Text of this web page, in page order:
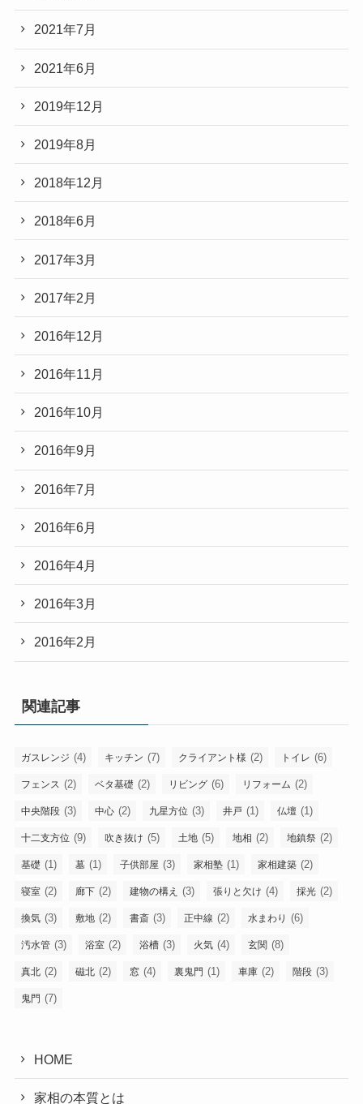
2021年7月
2021年6月
2019年12月
2019年8月
2018年12月
2018年6月
2017年3月
2017年2月
2016年12月
2016年11月
2016年10月
2016年9月
2016年7月
2016年6月
2016年4月
2016年3月
2016年2月
関連記事
ガスレンジ (4) キッチン (7) クライアント様 (2) トイレ (6)
フェンス (2) ベタ基礎 (2) リビング (6) リフォーム (2)
中央階段 (3) 中心 (2) 九星方位 (3) 井戸 (1) 仏壇 (1)
十二支方位 (9) 吹き抜け (5) 土地 (5) 地相 (2) 地鎮祭 (2)
基礎 (1) 墓 (1) 子供部屋 (3) 家相塾 (1) 家相建築 (2)
寝室 (2) 廊下 (2) 建物の構え (3) 張りと欠け (4) 採光 (2)
換気 (3) 敷地 (2) 書斎 (3) 正中線 (2) 水まわり (6)
汚水管 (3) 浴室 (2) 浴槽 (3) 火気 (4) 玄関 (8)
真北 (2) 磁北 (2) 窓 (4) 裏鬼門 (1) 車庫 (2) 階段 (3)
鬼門 (7)
HOME
家相の本質とは